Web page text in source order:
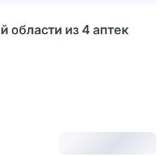
области из 4 аптек